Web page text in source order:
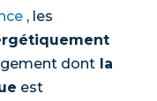
, les
dontla
est